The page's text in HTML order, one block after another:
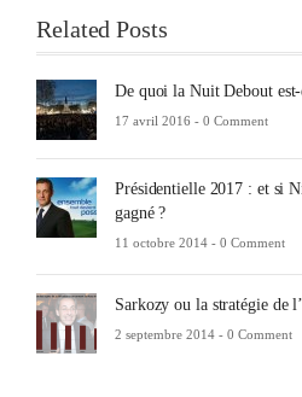
Related Posts
De quoi la Nuit Debout
17 avril 2016 - 0 Comment
Présidentielle 2017 : et si
gagné ?
11 octobre 2014 - 0 Comment
Sarkozy ou la stratégie de
2 septembre 2014 - 0 Comment